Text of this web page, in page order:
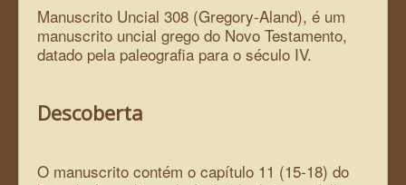
Manuscrito Uncial 308 (Gregory-Aland), é um
manuscrito uncial grego do Novo Testamento,
datado pela paleografia para o século IV.
Descoberta
O manuscrito contém o capítulo 11 (15-18) do